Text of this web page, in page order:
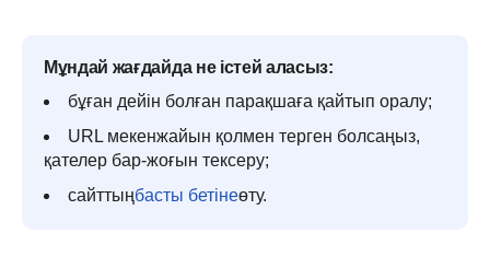
Мұндай жағдайда не істей аласыз:
бұған дейін болған парақшаға қайтып оралу;
URL мекенжайын қолмен терген болсаңыз,
қателер бар-жоғын тексеру;
сайттыңбасты бетінеөту.